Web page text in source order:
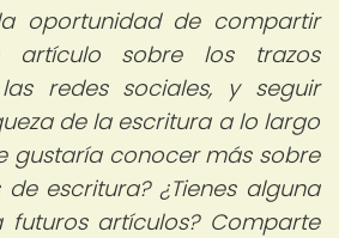
oportunidad de compartir
artículo sobre los trazos
redes sociales, y seguir
de la escritura a lo largo
gustaría conocer más sobre
escritura? ¿Tienes alguna
futuros artículos? Comparte